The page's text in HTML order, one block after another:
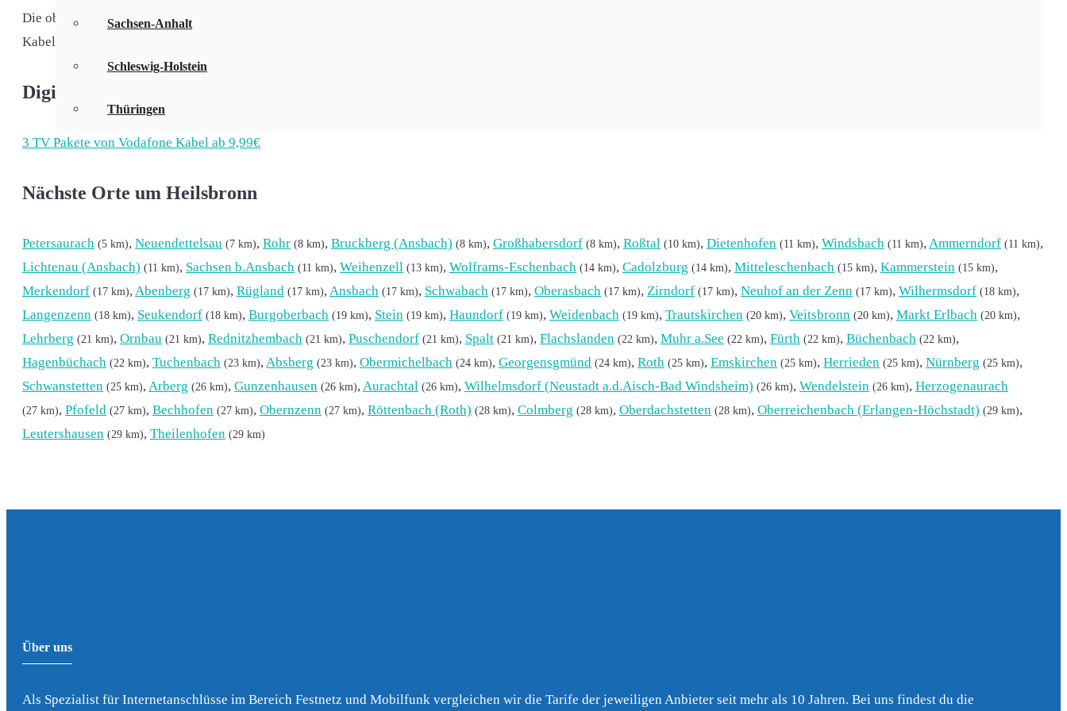
Sachsen-Anhalt
Schleswig-Holstein
Thüringen
Die oben genannten Tarife beinhalten nicht nur DSL und Glasfaser für Heilsbronn, sondern auch Kabeltarife. Angeboten wird dies von Vodafone Kabel. Verfügbar sind die
Kabeltarife z. B. in Betzendorf, Ketteldorf, Höfstetten oder Butzenhof.
Digitales Kabelfernsehen in Heilsbronn:
3 TV Pakete von Vodafone Kabel ab 9,99€
Nächste Orte um Heilsbronn
Petersaurach (5 km), Neuendettelsau (7 km), Rohr (8 km), Bruckberg (Ansbach) (8 km), Großhabersdorf (8 km), Roßtal (10 km), Dietenhofen (11 km), Windsbach (11 km), Ammerndorf (11 km),
Lichtenau (Ansbach) (11 km), Sachsen b.Ansbach (11 km), Weihenzell (13 km), Wolframs-Eschenbach (14 km), Cadolzburg (14 km), Mitteleschenbach (15 km), Kammerstein (15 km),
Merkendorf (17 km), Abenberg (17 km), Rügland (17 km), Ansbach (17 km), Schwabach (17 km), Oberasbach (17 km), Zirndorf (17 km), Neuhof an der Zenn (17 km), Wilhermsdorf (18 km),
Langenzenn (18 km), Seukendorf (18 km), Burgoberbach (19 km), Stein (19 km), Haundorf (19 km), Weidenbach (19 km), Trautskirchen (20 km), Veitsbronn (20 km), Markt Erlbach (20 km),
Lehrberg (21 km), Ornbau (21 km), Rednitzhembach (21 km), Puschendorf (21 km), Spalt (21 km), Flachslanden (22 km), Muhr a.See (22 km), Fürth (22 km), Büchenbach (22 km),
Hagenbüchach (22 km), Tuchenbach (23 km), Absberg (23 km), Obermichelbach (24 km), Georgensgmünd (24 km), Roth (25 km), Emskirchen (25 km), Herrieden (25 km), Nürnberg (25 km),
Schwanstetten (25 km), Arberg (26 km), Gunzenhausen (26 km), Aurachtal (26 km), Wilhelmsdorf (Neustadt a.d.Aisch-Bad Windsheim) (26 km), Wendelstein (26 km), Herzogenaurach
(27 km), Pfofeld (27 km), Bechhofen (27 km), Obernzenn (27 km), Röttenbach (Roth) (28 km), Colmberg (28 km), Oberdachstetten (28 km), Oberreichenbach (Erlangen-Höchstadt) (29 km),
Leutershausen (29 km), Theilenhofen (29 km)
Über uns
Als Spezialist für Internetanschlüsse im Bereich Festnetz und Mobilfunk vergleichen wir die Tarife der jeweiligen Anbieter seit mehr als 10 Jahren. Bei uns findest du die